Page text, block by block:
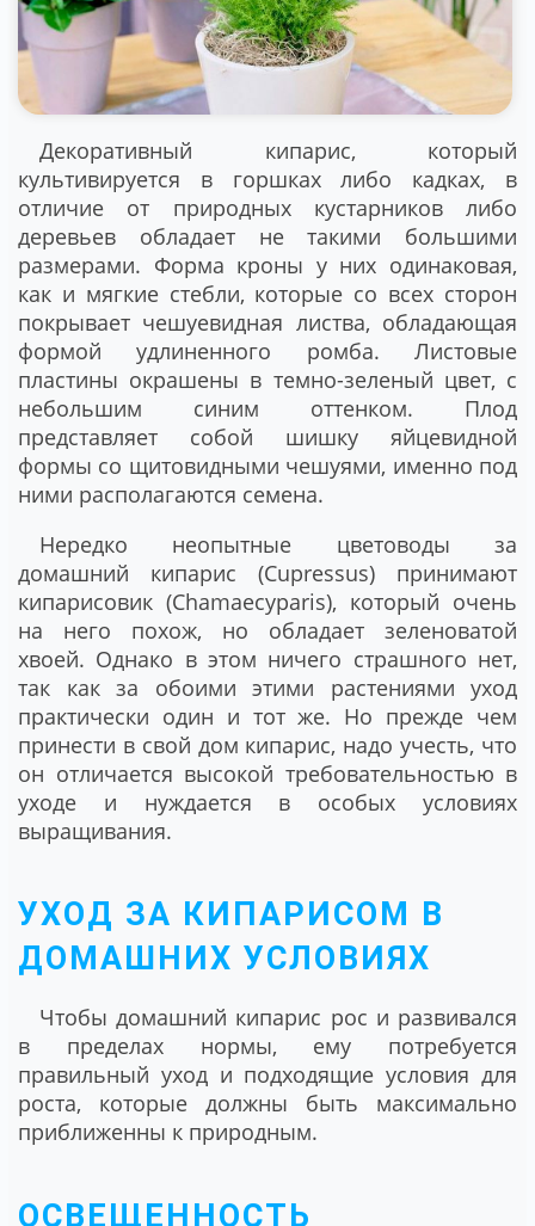
Декоративный кипарис, который
культивируется в горшках либо кадках, в
отличие от природных кустарников либо
деревьев обладает не такими большими
размерами. Форма кроны у них одинаковая,
как и мягкие стебли, которые со всех сторон
покрывает чешуевидная листва, обладающая
формой удлиненного ромба. Листовые
пластины окрашены в темно-зеленый цвет, с
небольшим синим оттенком. Плод
представляет собой шишку яйцевидной
формы со щитовидными чешуями, именно под
ними располагаются семена.
Нередко неопытные цветоводы за
домашний кипарис (Cupressus) принимают
кипарисовик (Chamaecyparis), который очень
на него похож, но обладает зеленоватой
хвоей. Однако в этом ничего страшного нет,
так как за обоими этими растениями уход
практически один и тот же. Но прежде чем
принести в свой дом кипарис, надо учесть, что
он отличается высокой требовательностью в
уходе и нуждается в особых условиях
выращивания.
УХОД ЗА КИПАРИСОМ В
ДОМАШНИХ УСЛОВИЯХ
Чтобы домашний кипарис рос и развивался
в пределах нормы, ему потребуется
правильный уход и подходящие условия для
роста, которые должны быть максимально
приближенны к природным.
ОСВЕЩЕННОСТЬ